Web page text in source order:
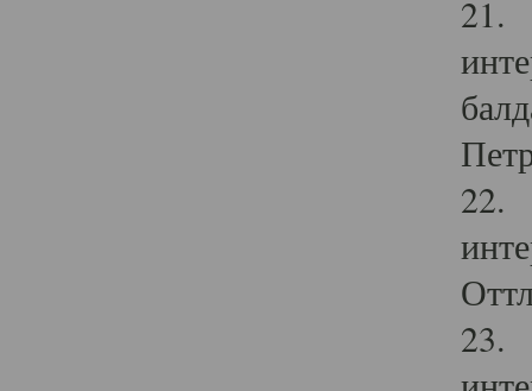
21.
22.
23.